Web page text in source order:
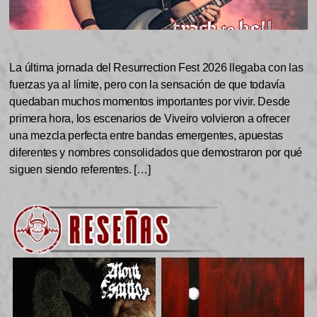
La última jornada del Resurrection Fest 2026 llegaba con las
fuerzas ya al límite, pero con la sensación de que todavía
quedaban muchos momentos importantes por vivir. Desde
primera hora, los escenarios de Viveiro volvieron a ofrecer
una mezcla perfecta entre bandas emergentes, apuestas
diferentes y nombres consolidados que demostraron por qué
siguen siendo referentes. […]